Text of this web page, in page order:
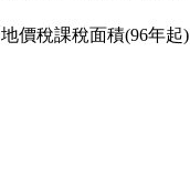
地價稅課稅面積(96年起)